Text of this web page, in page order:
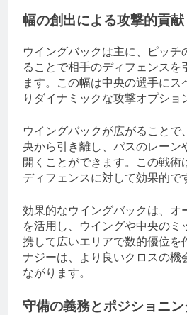
幅の創出による攻撃的貢献
ウイングバックは主に、ピッチ
ることで相手のディフェンスを
ます。この幅は中央の選手にス
りダイナミックな攻撃オプショ
ウイングバックが広がることで
央から引き離し、パスのレーン
開くことができます。この戦術
ディフェンスに対して効果的で
効果的なウイングバックは、オ
を活用し、ウイングや中央のミ
携して広いエリアで数的優位を
ナジーは、より良いクロスの機
ながります。
守備の義務とポジショニ